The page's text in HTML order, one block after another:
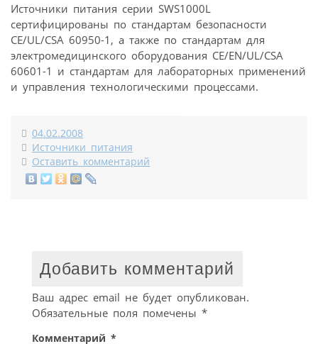
Источники питания серии SWS1000L
сертифицированы по стандартам безопасности
CE/UL/CSA 60950-1, а также по стандартам для
электромедицинского оборудования CE/EN/UL/CSA
60601-1 и стандартам для лабораторных применений
и управления технологическими процессами.
04.02.2008
Источники питания
Оставить комментарий
Добавить комментарий
Ваш адрес email не будет опубликован.
Обязательные поля помечены *
Комментарий *